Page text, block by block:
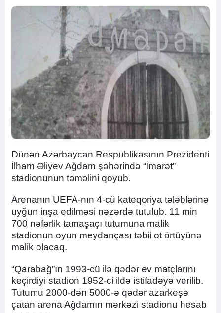
Dünən Azərbaycan Respublikasının Prezidenti
İlham Əliyev Ağdam şəhərində “İmarət”
stadionunun təməlini qoyub.
Arenanın UEFA-nın 4-cü kateqoriya tələblərinə
uyğun inşa edilməsi nəzərdə tutulub. 11 min
700 nəfərlik tamaşaçı tutumuna malik
stadionun oyun meydançası təbii ot örtüyünə
malik olacaq.
“Qarabağ”ın 1993-cü ilə qədər ev matçlarını
keçirdiyi stadion 1952-ci ildə istifadəyə verilib.
Tutumu 2000-dən 5000-ə qədər azarkeşə
çatan arena Ağdamın mərkəzi stadionu hesab